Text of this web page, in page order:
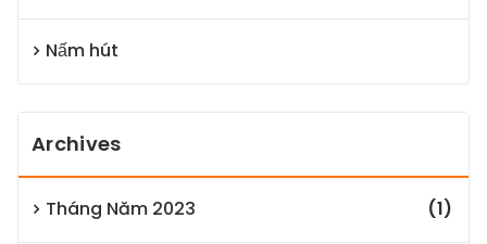
Nấm hút
Archives
Tháng Năm 2023 (1)